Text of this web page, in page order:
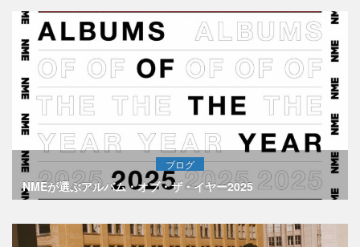
ブログ
NMEが選ぶアルバム・オブ・ザ・イヤー2025